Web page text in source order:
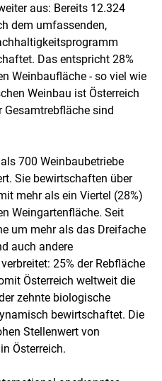
content
aus: Bereits 12.324
dem umfassenden,
Das entspricht 28%
Weinbaufläche - so viel wie
Weinbau ist Österreich
Gesamtrebfläche sind
700 Weinbaubetriebe
Sie bewirtschaften über
mehr als ein Viertel (28%)
Weingartenfläche. Seit
um mehr als das Dreifache
auch andere
25% der Rebfläche
Österreich weltweit die
zehnte biologische
bewirtschaftet. Die
Stellenwert von
Österreich.